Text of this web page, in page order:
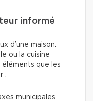
informé
d’une maison.
ou la cuisine
que les
:
municipales